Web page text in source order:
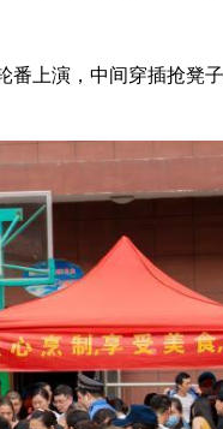
上演，中间穿插抢凳